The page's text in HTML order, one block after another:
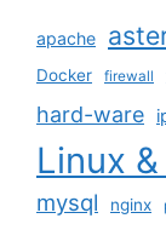
apache
Docker firewall
hard-ware
Linux
mysql nginx